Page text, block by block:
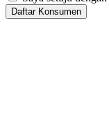
Daftar Konsumen